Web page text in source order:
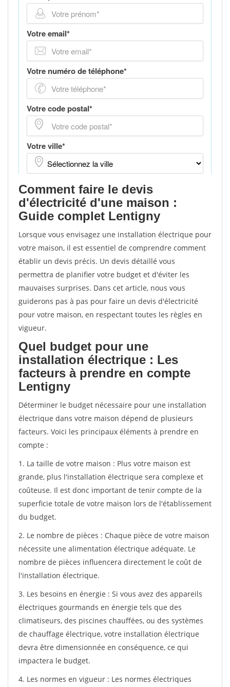
Comment faire le devis
d'électricité d'une maison :
Guide complet Lentigny
Lorsque vous envisagez une installation électrique pour
votre maison, il est essentiel de comprendre comment
établir un devis précis. Un devis détaillé vous
permettra de planifier votre budget et d'éviter les
mauvaises surprises. Dans cet article, nous vous
guiderons pas à pas pour faire un devis d'électricité
pour votre maison, en respectant toutes les règles en
vigueur.
Quel budget pour une
installation électrique : Les
facteurs à prendre en compte
Lentigny
Déterminer le budget nécessaire pour une installation
électrique dans votre maison dépend de plusieurs
facteurs. Voici les principaux éléments à prendre en
compte :
1. La taille de votre maison : Plus votre maison est
grande, plus l'installation électrique sera complexe et
coûteuse. Il est donc important de tenir compte de la
superficie totale de votre maison lors de l'établissement
du budget.
2. Le nombre de pièces : Chaque pièce de votre maison
nécessite une alimentation électrique adéquate. Le
nombre de pièces influencera directement le coût de
l'installation électrique.
3. Les besoins en énergie : Si vous avez des appareils
électriques gourmands en énergie tels que des
climatiseurs, des piscines chauffées, ou des systèmes
de chauffage électrique, votre installation électrique
devra être dimensionnée en conséquence, ce qui
impactera le budget.
4. Les normes en vigueur : Les normes électriques